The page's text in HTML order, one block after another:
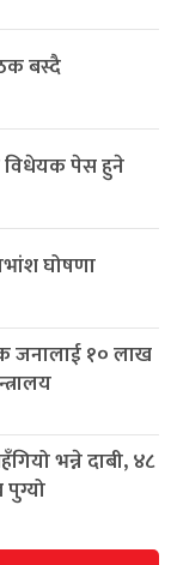
बस्दै
विधेयक पेस हुने
घोषणा
१० लाख
भन्ने दाबी, ४८